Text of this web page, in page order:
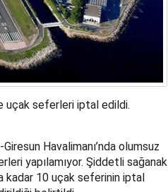
uçak seferleri iptal edildi.
Havalimanı’nda olumsuz
yapılamıyor. Şiddetli sağanak
kadar 10 uçak seferinin iptal